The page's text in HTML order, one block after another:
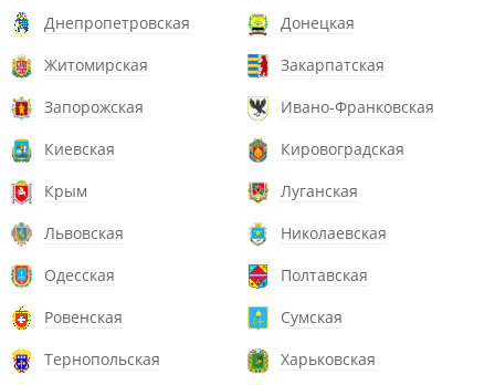
Днепропетровская
Донецкая
Житомирская
Закарпатская
Запорожская
Ивано-Франковская
Киевская
Кировоградская
Крым
Луганская
Львовская
Николаевская
Одесская
Полтавская
Ровенская
Сумская
Тернопольская
Харьковская